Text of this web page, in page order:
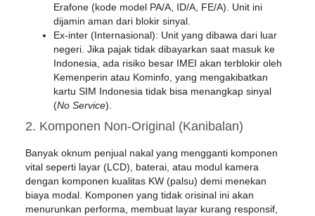
Erafone (kode model PA/A, ID/A, FE/A). Unit ini
dijamin aman dari blokir sinyal.
Ex-inter (Internasional): Unit yang dibawa dari luar
negeri. Jika pajak tidak dibayarkan saat masuk ke
Indonesia, ada risiko besar IMEI akan terblokir oleh
Kemenperin atau Kominfo, yang mengakibatkan
kartu SIM Indonesia tidak bisa menangkap sinyal
(No Service).
2. Komponen Non-Original (Kanibalan)
Banyak oknum penjual nakal yang mengganti komponen
vital seperti layar (LCD), baterai, atau modul kamera
dengan komponen kualitas KW (palsu) demi menekan
biaya modal. Komponen yang tidak orisinal ini akan
menurunkan performa, membuat layar kurang responsif,